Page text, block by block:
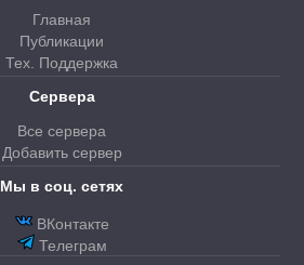
Главная
Публикации
Тех. Поддержка
Сервера
Все сервера
Добавить сервер
Мы в соц. сетях
ВКонтакте
Телеграм